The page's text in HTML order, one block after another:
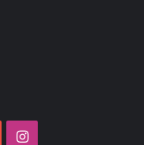
YouTubeInstagram